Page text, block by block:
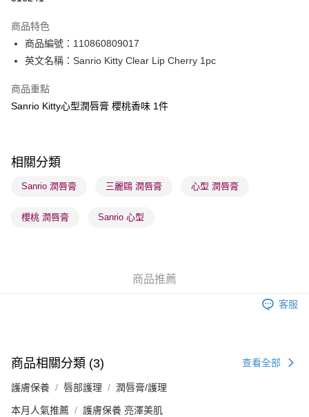
PayMe
WeChat Pay
BoC Pay
每筆HK$65.00，滿HK$300.00或以上免運費
順豐站及營業點 - 確認發貨後1-3個工作天送達
每筆HK$65.00，滿HK$300.00或以上免運費
(香港門市) 只顯示可選門市。確認發貨後2-5個工作天到店，3天內
(澳門門市) 只顯示可選門市。確認發貨後2-5個工作天到店，3天內
每筆HK$20.00，滿HK$100.00或以上免運費
商品特色
商品編號：110860809017
英文名稱：Sanrio Kitty Clear Lip Cherry 1pc
商品重點
Sanrio Kitty心型潤唇膏 櫻桃香味 1件
相關分類
Sanrio 潤唇膏 三麗鷗 潤唇膏 心型 潤唇膏
櫻桃 潤唇膏 Sanrio 心型
商品推薦
客服
商品相關分類 (3) 查看全部
護膚保養 唇部護理 潤唇膏/護理
本月人氣推薦 護膚保養 亮澤美肌